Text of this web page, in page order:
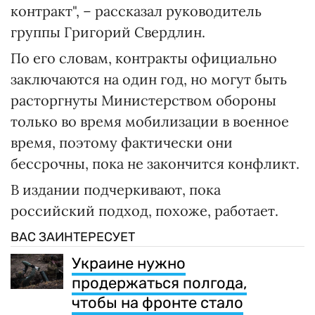
контракт", – рассказал руководитель
группы Григорий Свердлин.
По его словам, контракты официально
заключаются на один год, но могут быть
расторгнуты Министерством обороны
только во время мобилизации в военное
время, поэтому фактически они
бессрочны, пока не закончится конфликт.
В издании подчеркивают, пока
российский подход, похоже, работает.
ВАС ЗАИНТЕРЕСУЕТ
Украине нужно
продержаться полгода,
чтобы на фронте стало